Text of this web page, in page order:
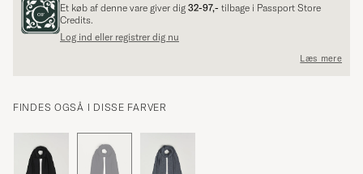
Et køb af denne vare giver dig 32-97,- tilbage i Passport Store
Credits.
Log ind eller registrer dig nu
Læs mere
FINDES OGSÅ I DISSE FARVER